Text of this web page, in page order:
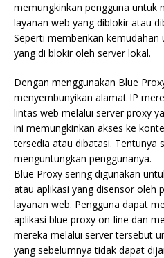
memungkinkan pengguna untuk
layanan web yang diblokir atau
Seperti memberikan
yang di blokir oleh server lokal.
Dengan menggunakan Blue
menyembunyikan alamat IP
lintas web melalui server proxy
ini memungkinkan akses ke
tersedia atau dibatasi. Tentunya
menguntungkan penggunanya.
Blue Proxy sering digunakan
atau aplikasi yang disensor oleh
layanan web. Pengguna dapat
aplikasi blue proxy on-line dan
mereka melalui server tersebut
yang sebelumnya tidak dapat